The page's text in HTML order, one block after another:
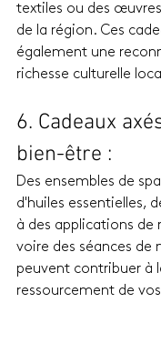
textiles ou des
de la région. Ces
également une
richesse culturelle
6. Cadeaux
bien-être :
Des ensembles de
d'huiles essentielles,
à des applications de
voire des séances de
peuvent contribuer à
ressourcement de